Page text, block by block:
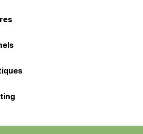
Excellente douche d'extérieur
Douche d'extérieur Sined
Douche avec mitigeur,
diamètre et accessoires